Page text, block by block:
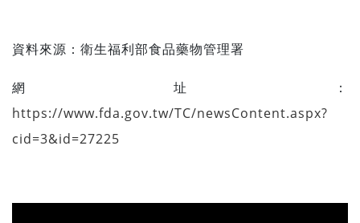
資料來源： 衛生福利部食品藥物管理署
網址：
https://www.fda.gov.tw/TC/newsContent.aspx?
cid=3&id=27225